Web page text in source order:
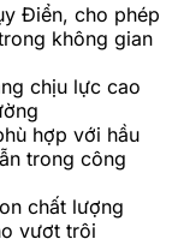
Điển, cho phép
không gian
chịu lực cao
hợp với hầu
trong công
chất lượng
vượt trội